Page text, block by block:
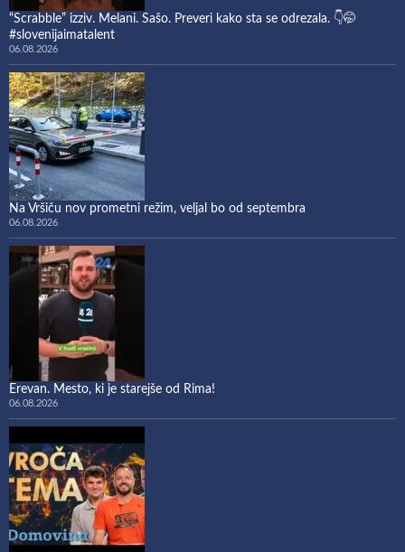
“Scrabble” izziv. Melani. Sašo. Preveri kako sta se odrezala. 👇🤭
#slovenijaimatalent
06.08.2026
Na Vršiču nov prometni režim, veljal bo od septembra
06.08.2026
Erevan. Mesto, ki je starejše od Rima!
06.08.2026